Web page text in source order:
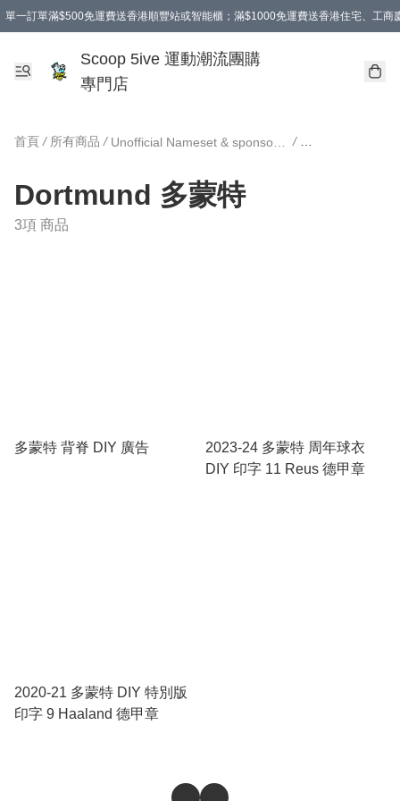
單一訂單滿$500免運費送香港順豐站或智能櫃；滿$1000免運費送香港住宅、工商
Scoop 5ive 運動潮流團購
專門店
首頁 / 所有商品 / /
Dortmund 多蒙特
3項 商品
多蒙特 背脊 DIY 廣告
2023-24 多蒙特 周年球衣
DIY 印字 11 Reus 德甲章
2020-21 多蒙特 DIY 特別版
印字 9 Haaland 德甲章